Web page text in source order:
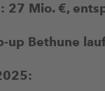
27 Mio. €,
up Bethune